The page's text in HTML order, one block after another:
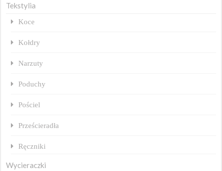
Tekstylia
Koce
Kołdry
Narzuty
Poduchy
Pościel
Prześcieradła
Ręczniki
Wycieraczki